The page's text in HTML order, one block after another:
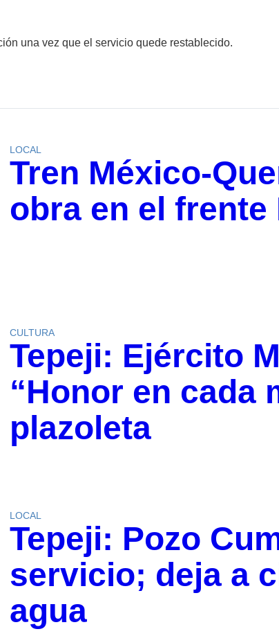
una vez que el servicio quede restablecido.
LOCAL
Tren México-
obra en el frente
CULTURA
Tepeji: Ejército
“Honor en cada
plazoleta
LOCAL
Tepeji: Pozo
servicio; deja a
agua